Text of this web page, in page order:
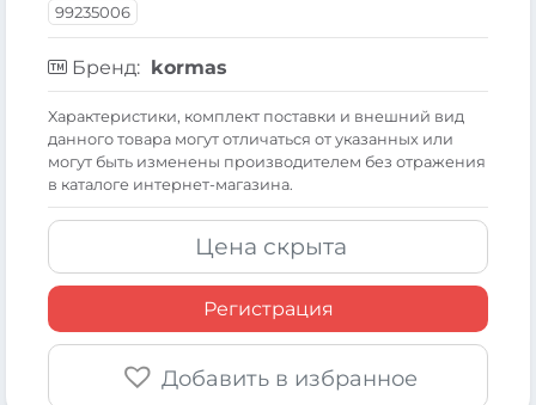
99235006
Бренд: kormas
Xарактеристики, комплект поставки и внешний вид
данного товара могут отличаться от указанных или
могут быть изменены производителем без отражения
в каталоге интернет-магазина.
Цена скрыта
Регистрация
Добавить в избранное